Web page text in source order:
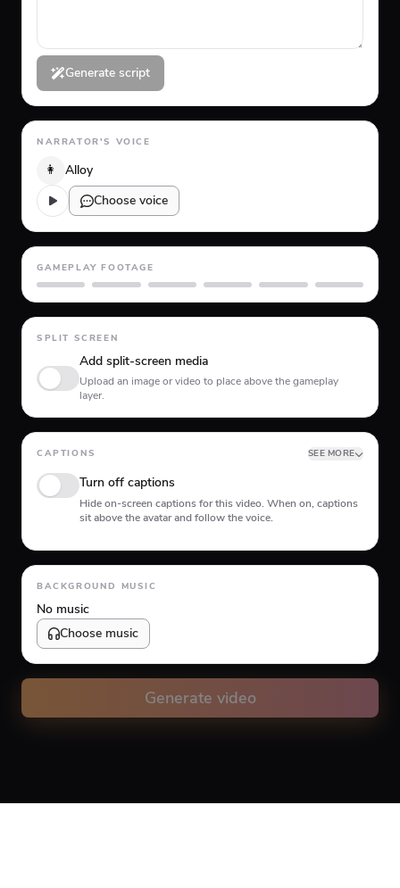
Generate script
NARRATOR'S VOICE
👩
Alloy
Choose voice
GAMEPLAY FOOTAGE
GTA 5 Minecraft Planet CoasterRoblox Skate Subway Surfer
SPLIT SCREEN
Add split-screen media
Upload an image or video to place above the gameplay
layer.
CAPTIONS SEE MORE
Turn off captions
Hide on-screen captions for this video. When on, captions
sit above the avatar and follow the voice.
Animation type
#FFFFFF
BACKGROUND MUSIC
No music
Choose music
Generate video